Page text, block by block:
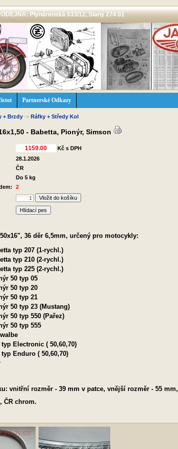
Plynárenská 533/12, Slaný 274 01
Partnerské Odkazy
+ Brzdy -> Ráfky + Středy Kol
- Babetta, Pionýr, Simson
Kč s DPH
28.1.2026
ČR
Do 5 kg
2
Hlídací pes
36 děr 6,5mm, určený pro motocykly:
typ 207 (1-rychl.)
typ 210 (2-rychl.)
typ 225 (2-rychl.)
50 typ 05
50 typ 20
50 typ 21
50 typ 23 (Mustang)
50 typ 550 (Pařez)
50 typ 555
typ Electronic ( 50,60,70)
typ Enduro ( 50,60,70)
vnitřní rozměr - 39 mm v patce, vnější rozměr - 55 mm,
ČR chrom.